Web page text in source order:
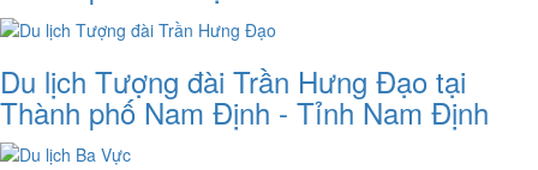
Du lịch Tượng đài Trần Hưng Đạo tại
Thành phố Nam Định - Tỉnh Nam Định